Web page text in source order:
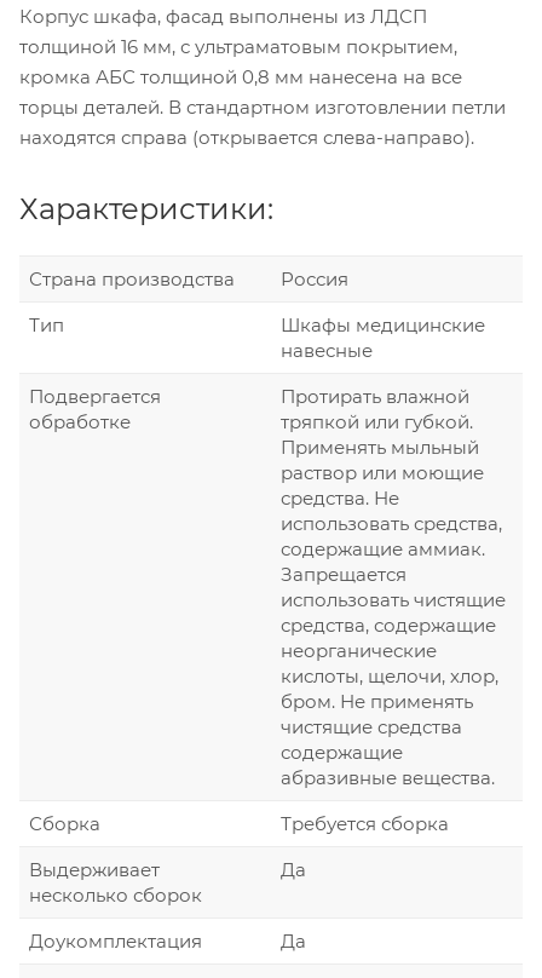
Корпус шкафа, фасад выполнены из ЛДСП
толщиной 16 мм, с ультраматовым покрытием,
кромка АБС толщиной 0,8 мм нанесена на все
торцы деталей. В стандартном изготовлении петли
находятся справа (открывается слева-направо).
Характеристики:
Страна производства
Россия
Тип
Шкафы медицинские
навесные
Подвергается
обработке
Протирать влажной
тряпкой или губкой.
Применять мыльный
раствор или моющие
средства. Не
использовать средства,
содержащие аммиак.
Запрещается
использовать чистящие
средства, содержащие
неорганические
кислоты, щелочи, хлор,
бром. Не применять
чистящие средства
содержащие
абразивные вещества.
Сборка
Требуется сборка
Выдерживает
несколько сборок
Да
Доукомплектация
Да